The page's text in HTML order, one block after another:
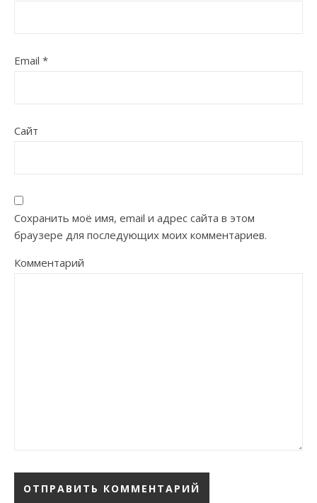
Email *
Сайт
Сохранить моё имя, email и адрес сайта в этом
браузере для последующих моих комментариев.
Комментарий